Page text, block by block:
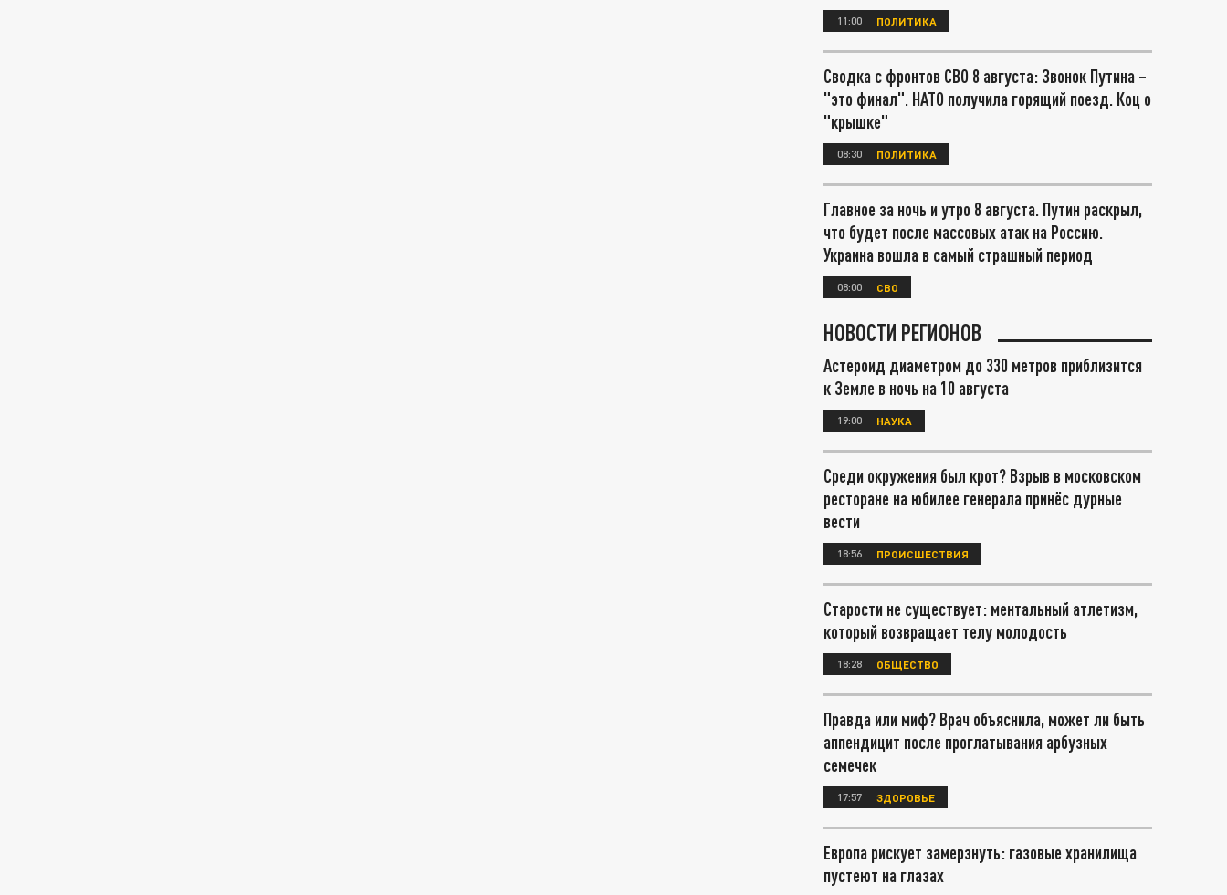
11:00 ПОЛИТИКА
Сводка с фронтов СВО 8 августа: Звонок Путина –
"это финал". НАТО получила горящий поезд. Коц о
"крышке"
08:30 ПОЛИТИКА
Главное за ночь и утро 8 августа. Путин раскрыл,
что будет после массовых атак на Россию.
Украина вошла в самый страшный период
08:00 СВО
НОВОСТИ РЕГИОНОВ
Астероид диаметром до 330 метров приблизится
к Земле в ночь на 10 августа
19:00 НАУКА
Среди окружения был крот? Взрыв в московском
ресторане на юбилее генерала принёс дурные
вести
18:56 ПРОИСШЕСТВИЯ
Старости не существует: ментальный атлетизм,
который возвращает телу молодость
18:28 ОБЩЕСТВО
Правда или миф? Врач объяснила, может ли быть
аппендицит после проглатывания арбузных
семечек
17:57 ЗДОРОВЬЕ
Европа рискует замерзнуть: газовые хранилища
пустеют на глазах